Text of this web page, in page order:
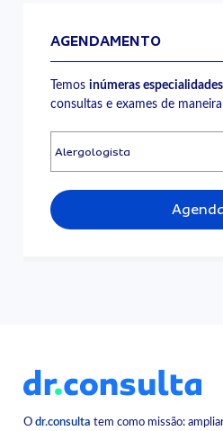
AGENDAMENTO
Temosinúmeras especialidades
consultas e exames de
Odr.consulta tem como missão: